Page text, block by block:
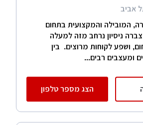
המובילה והמקצועית בתחום
ניסיון נרחב מזה למעלה
ושפע לקוחות מרוצים. בין
ומעצבים רבים...
הצג מספר טלפון